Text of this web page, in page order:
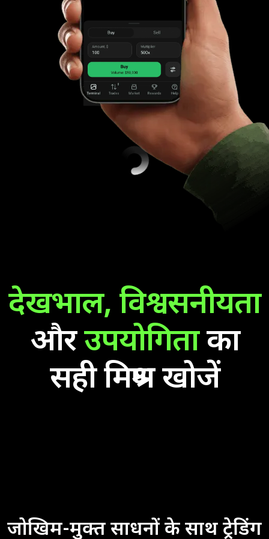
देखभाल, विश्वसनीयता
औरउपयोगिताका
सही मिश्रण खोजें
जोखिम-मुक्त साधनों के साथ ट्रेडिंग